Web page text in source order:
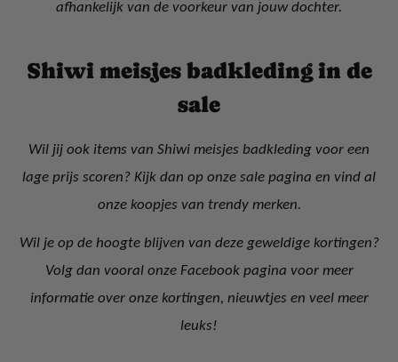
afhankelijk van de voorkeur van jouw dochter.
Shiwi meisjes badkleding in de
sale
Wil jij ook items van Shiwi meisjes badkleding voor een
lage prijs scoren? Kijk dan op onze sale pagina en vind al
onze koopjes van trendy merken.
Wil je op de hoogte blijven van deze geweldige kortingen?
Volg dan vooral onze Facebook pagina voor meer
informatie over onze kortingen, nieuwtjes en veel meer
leuks!